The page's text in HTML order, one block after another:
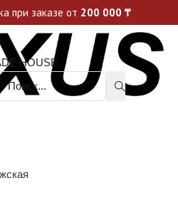
каждую неделю, не пропусти свой шанс
HOUSE
...
при заказе от 200 000 ₸